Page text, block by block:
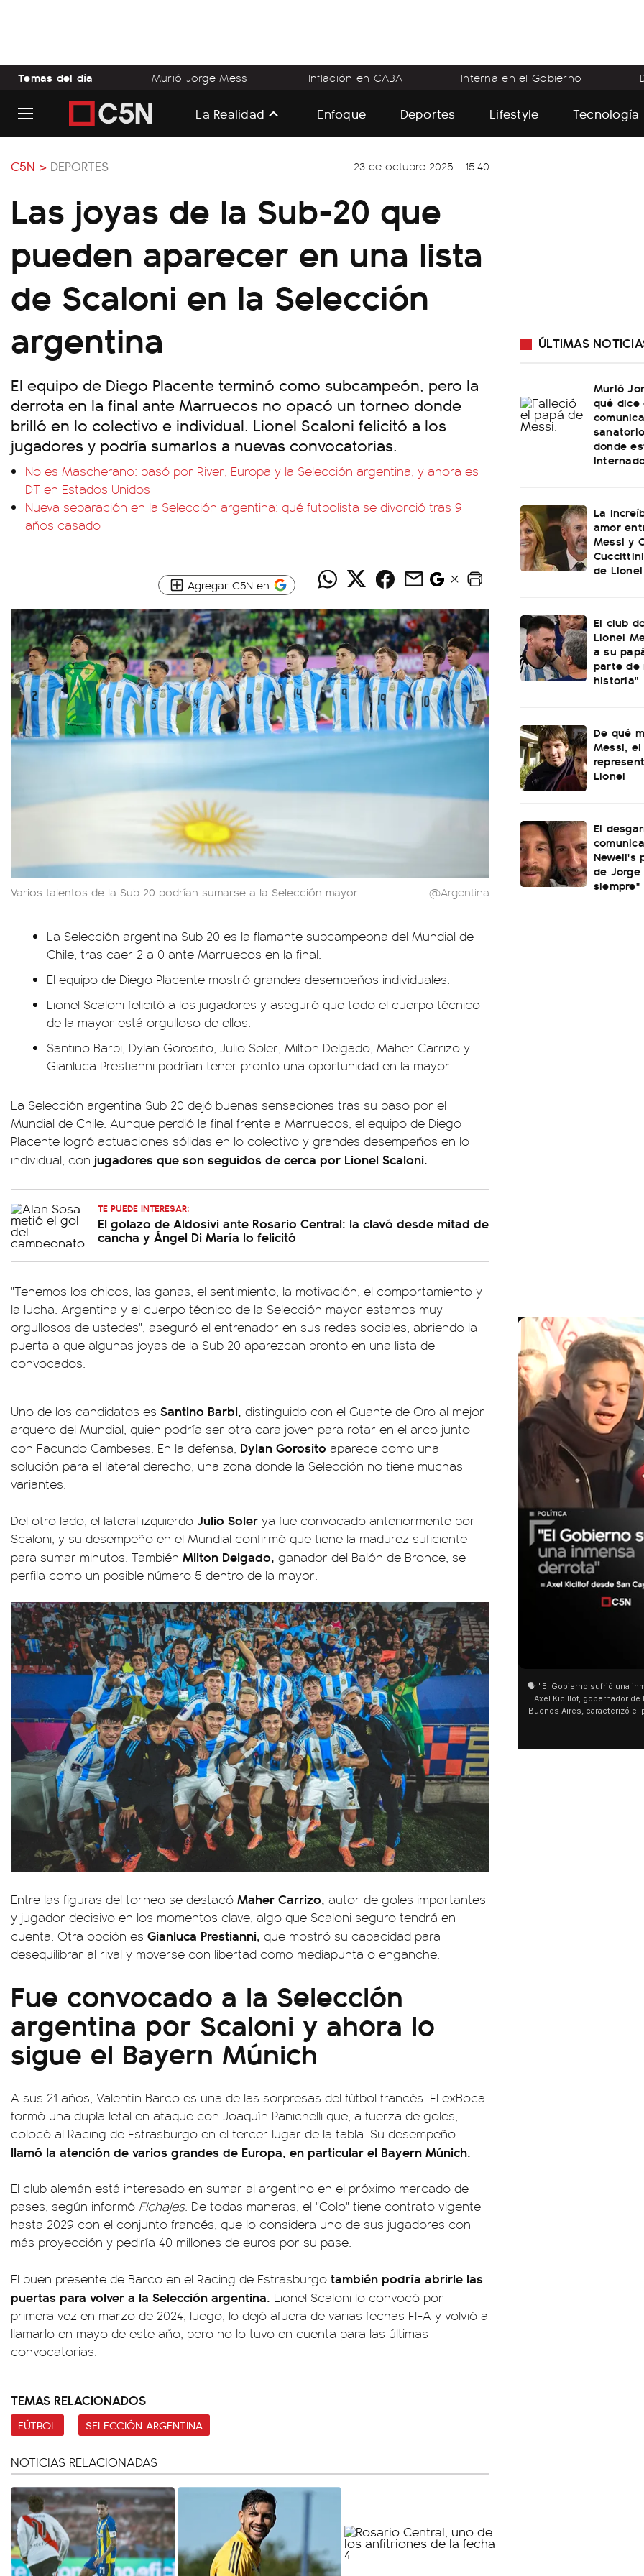
Temas del día Murió Jorge Messi Inflación en CABA Interna en el Gobierno
La Realidad Enfoque Deportes Lifestyle Tecnología
C5N > DEPORTES 23 de octubre 2025 - 15:40
Las joyas de la Sub-20 que
pueden aparecer en una lista
de Scaloni en la Selección
argentina
El equipo de Diego Placente terminó como subcampeón, pero la
derrota en la final ante Marruecos no opacó un torneo donde
brilló en lo colectivo e individual. Lionel Scaloni felicitó a los
jugadores y podría sumarlos a nuevas convocatorias.
No es Mascherano: pasó por River, Europa y la Selección argentina, y ahora es
DT en Estados Unidos
Nueva separación en la Selección argentina: qué futbolista se divorció tras 9
años casado
Agregar C5N en
Varios talentos de la Sub 20 podrían sumarse a la Selección mayor. @Argentina
La Selección argentina Sub 20 es la flamante subcampeona del Mundial de
Chile, tras caer 2 a 0 ante Marruecos en la final.
El equipo de Diego Placente mostró grandes desempeños individuales.
Lionel Scaloni felicitó a los jugadores y aseguró que todo el cuerpo técnico
de la mayor está orgulloso de ellos.
Santino Barbi, Dylan Gorosito, Julio Soler, Milton Delgado, Maher Carrizo y
Gianluca Prestianni podrían tener pronto una oportunidad en la mayor.
La Selección argentina Sub 20 dejó buenas sensaciones tras su paso por el
Mundial de Chile. Aunque perdió la final frente a Marruecos, el equipo de Diego
Placente logró actuaciones sólidas en lo colectivo y grandes desempeños en lo
individual, con jugadores que son seguidos de cerca por Lionel Scaloni.
TE PUEDE INTERESAR:
El golazo de Aldosivi ante Rosario Central: la clavó desde mitad de
cancha y Ángel Di María lo felicitó
"Tenemos los chicos, las ganas, el sentimiento, la motivación, el comportamiento y
la lucha. Argentina y el cuerpo técnico de la Selección mayor estamos muy
orgullosos de ustedes", aseguró el entrenador en sus redes sociales, abriendo la
puerta a que algunas joyas de la Sub 20 aparezcan pronto en una lista de
convocados.
Uno de los candidatos es Santino Barbi, distinguido con el Guante de Oro al mejor
arquero del Mundial, quien podría ser otra cara joven para rotar en el arco junto
con Facundo Cambeses. En la defensa, Dylan Gorosito aparece como una
solución para el lateral derecho, una zona donde la Selección no tiene muchas
variantes.
Del otro lado, el lateral izquierdo Julio Soler ya fue convocado anteriormente por
Scaloni, y su desempeño en el Mundial confirmó que tiene la madurez suficiente
para sumar minutos. También Milton Delgado, ganador del Balón de Bronce, se
perfila como un posible número 5 dentro de la mayor.
Entre las figuras del torneo se destacó Maher Carrizo, autor de goles importantes
y jugador decisivo en los momentos clave, algo que Scaloni seguro tendrá en
cuenta. Otra opción es Gianluca Prestianni, que mostró su capacidad para
desequilibrar al rival y moverse con libertad como mediapunta o enganche.
Fue convocado a la Selección
argentina por Scaloni y ahora lo
sigue el Bayern Múnich
A sus 21 años, Valentín Barco es una de las sorpresas del fútbol francés. El exBoca
formó una dupla letal en ataque con Joaquín Panichelli que, a fuerza de goles,
colocó al Racing de Estrasburgo en el tercer lugar de la tabla. Su desempeño
llamó la atención de varios grandes de Europa, en particular el Bayern Múnich.
El club alemán está interesado en sumar al argentino en el próximo mercado de
pases, según informó Fichajes. De todas maneras, el "Colo" tiene contrato vigente
hasta 2029 con el conjunto francés, que lo considera uno de sus jugadores con
más proyección y pediría 40 millones de euros por su pase.
El buen presente de Barco en el Racing de Estrasburgo también podría abrirle las
puertas para volver a la Selección argentina. Lionel Scaloni lo convocó por
primera vez en marzo de 2024; luego, lo dejó afuera de varias fechas FIFA y volvió a
llamarlo en mayo de este año, pero no lo tuvo en cuenta para las últimas
convocatorias.
TEMAS RELACIONADOS
FÚTBOL SELECCIÓN ARGENTINA
NOTICIAS RELACIONADAS
ÚLTIMAS
Murió
qué dice
donde
La
amor
Messi y
de
El club
Lionel
a su
parte de
historia"
De qué
Messi,
Lionel
El
Newell's
de Jorge
siempre"
01:05
🗣️ "El Gobierno sufrió una inmensa derrota" 🎙️
Axel Kicillof, gobernador de la Provincia de
Buenos Aires, caracterizó el proyecto de Ley
de Inviolabilidad de la Propiedad Privada
como "una lista sábana con temas nefastos"
y destacó "la movilización popular". 📌 La
declaración fue desde el santuario de San
Cayetano, donde también advirtió que "la
sociedad no solo sufre porque no llega sino
que también está endeudada".
San Cayetano: Jorge García
miles de peregrinos en
de Buenos Aires destacó la
agua y soportó las bajas
últimos días: "Son dificultades